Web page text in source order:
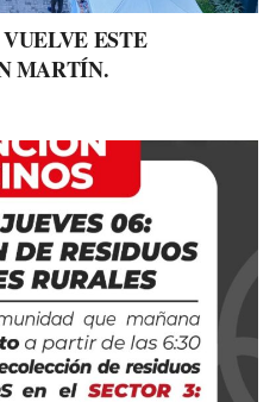
ESTE
MARTÍN.